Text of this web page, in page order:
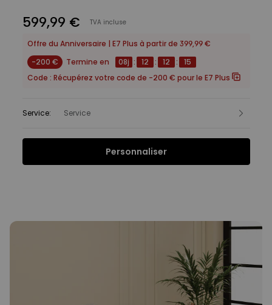
599,99 € TVA incluse
Offre du Anniversaire | E7 Plus à partir de 399,99 €
-200 €
Termine en 08j : 12 : 12 :
14
Code : Récupérez votre code de -200 € pour le E7 Plus
Service: Service
Personnaliser